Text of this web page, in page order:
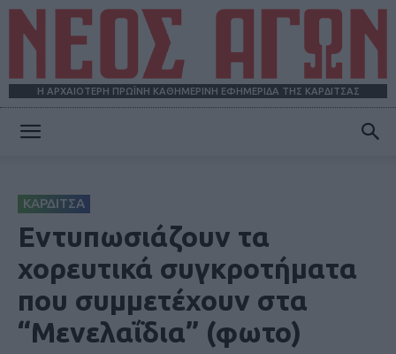
Η ΑΡΧΑΙΟΤΕΡΗ ΠΡΩΪΝΗ ΚΑΘΗΜΕΡΙΝΗ ΕΦΗΜΕΡΙΔΑ ΤΗΣ ΚΑΡΔΙΤΣΑΣ
ΚΑΡΔΙΤΣΑ
Εντυπωσιάζουν τα
χορευτικά συγκροτήματα
που συμμετέχουν στα
“Μενελαΐδια” (φωτο)